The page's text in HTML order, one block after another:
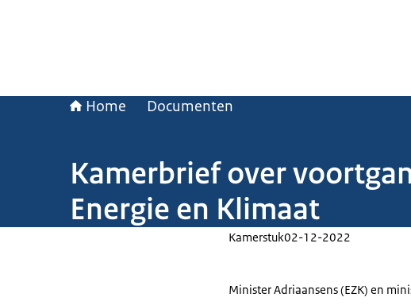
Home Documenten
Kamerbrief over
Energie en Klimaat
Kamerstuk02-12-2022
Minister Adriaansens (EZK) en